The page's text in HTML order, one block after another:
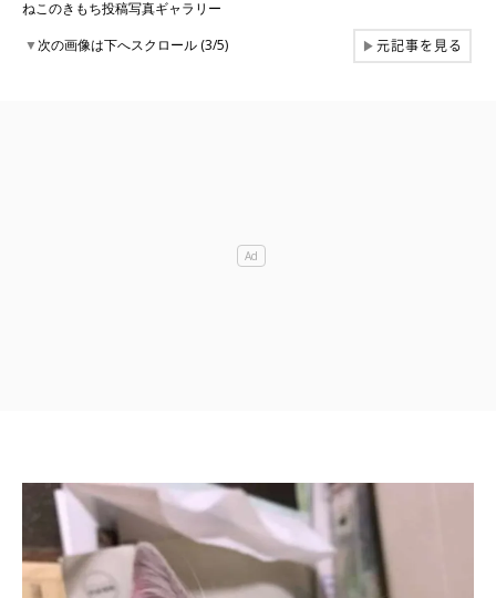
ねこのきもち投稿写真ギャラリー
▼次の画像は下へスクロール (3/5) ▶元記事を見る